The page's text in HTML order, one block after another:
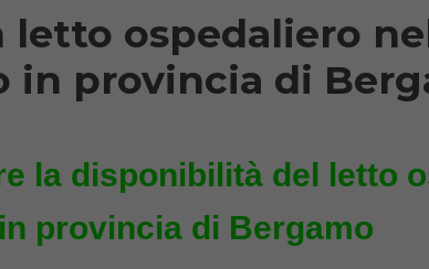
letto ospedaliero
in provincia di
la disponibilità del letto
provincia di Bergamo